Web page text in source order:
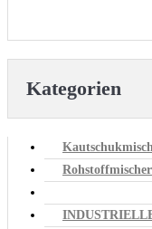
Kategorien
Rohstoffmischer